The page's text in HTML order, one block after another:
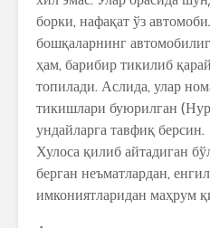
борки, нафақат ўз
бошқаларнинг
ҳам, барибир тикилиб
топилади. Аслида, улар
тикишлари буюрилган
ундайларга тавфиқ берсин.
Хулоса қилиб айтадиган
берган неъматлардан,
имкониятларидан маҳрум